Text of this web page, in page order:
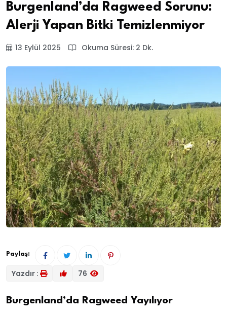
Burgenland’da Ragweed Sorunu:
Alerji Yapan Bitki Temizlenmiyor
13 Eylül 2025 Okuma Süresi: 2 Dk.
Paylaş:
Yazdır : 76
Burgenland’da Ragweed Yayılıyor